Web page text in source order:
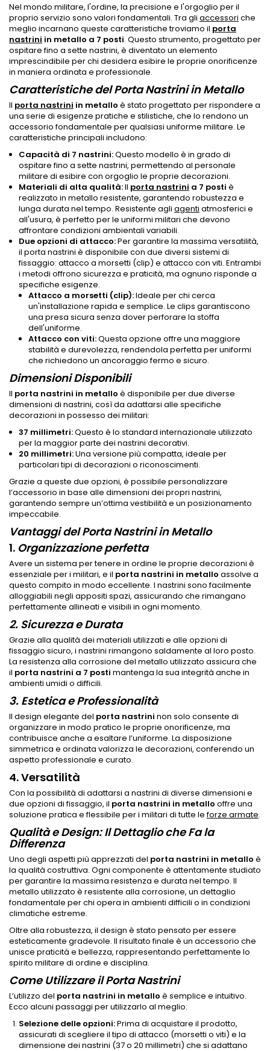
Nel mondo militare, l'ordine, la precisione e l'orgoglio per il
proprio servizio sono valori fondamentali. Tra gli accessori che
meglio incarnano queste caratteristiche troviamo il porta
nastrini in metallo a 7 posti. Questo strumento, progettato per
ospitare fino a sette nastrini, è diventato un elemento
imprescindibile per chi desidera esibire le proprie onorificenze
in maniera ordinata e professionale.
Caratteristiche del Porta Nastrini in Metallo
Il porta nastrini in metallo è stato progettato per rispondere a
una serie di esigenze pratiche e stilistiche, che lo rendono un
accessorio fondamentale per qualsiasi uniforme militare. Le
caratteristiche principali includono:
Capacità di 7 nastrini:Questo modello è in grado di
ospitare fino a sette nastrini, permettendo al personale
militare di esibire con orgoglio le proprie decorazioni.
Materiali di alta qualità:Il porta nastrini a 7 posti è
realizzato in metallo resistente, garantendo robustezza e
lunga durata nel tempo. Resistente agli agenti atmosferici e
all'usura, è perfetto per le uniformi militari che devono
affrontare condizioni ambientali variabili.
Due opzioni di attacco:Per garantire la massima versatilità,
il porta nastrini è disponibile con due diversi sistemi di
fissaggio: attacco a morsetti (clip) e attacco con viti. Entrambi
i metodi offrono sicurezza e praticità, ma ognuno risponde a
specifiche esigenze.
Attacco a morsetti (clip):Ideale per chi cerca
un'installazione rapida e semplice. Le clips garantiscono
una presa sicura senza dover perforare la stoffa
dell'uniforme.
Attacco con viti:Questa opzione offre una maggiore
stabilità e durevolezza, rendendola perfetta per uniformi
che richiedono un ancoraggio fermo e sicuro.
Dimensioni Disponibili
Il porta nastrini in metallo è disponibile per due diverse
dimensioni di nastrini, così da adattarsi alle specifiche
decorazioni in possesso dei militari:
37 millimetri:Questo è lo standard internazionale utilizzato
per la maggior parte dei nastrini decorativi.
20 millimetri:Una versione più compatta, ideale per
particolari tipi di decorazioni o riconoscimenti.
Grazie a queste due opzioni, è possibile personalizzare
l’accessorio in base alle dimensioni dei propri nastrini,
garantendo sempre un’ottima vestibilità e un posizionamento
impeccabile.
Vantaggi del Porta Nastrini in Metallo
1. Organizzazione perfetta
Avere un sistema per tenere in ordine le proprie decorazioni è
essenziale per i militari, e il porta nastrini in metallo assolve a
questo compito in modo eccellente. I nastrini sono facilmente
alloggiabili negli appositi spazi, assicurando che rimangano
perfettamente allineati e visibili in ogni momento.
2. Sicurezza e Durata
Grazie alla qualità dei materiali utilizzati e alle opzioni di
fissaggio sicuro, i nastrini rimangono saldamente al loro posto.
La resistenza alla corrosione del metallo utilizzato assicura che
il porta nastrini a 7 posti mantenga la sua integrità anche in
ambienti umidi o difficili.
3. Estetica e Professionalità
Il design elegante del porta nastrini non solo consente di
organizzare in modo pratico le proprie onorificenze, ma
contribuisce anche a esaltare l’uniforme. La disposizione
simmetrica e ordinata valorizza le decorazioni, conferendo un
aspetto professionale e curato.
4.Versatilità
Con la possibilità di adattarsi a nastrini di diverse dimensioni e
due opzioni di fissaggio, il porta nastrini in metallo offre una
soluzione pratica e flessibile per i militari di tutte leforze armate.
Qualità e Design: Il Dettaglio che Fa la
Differenza
Uno degli aspetti più apprezzati del porta nastrini in metallo è
la qualità costruttiva. Ogni componente è attentamente studiato
per garantire la massima resistenza e durata nel tempo. Il
metallo utilizzato è resistente alla corrosione, un dettaglio
fondamentale per chi opera in ambienti difficili o in condizioni
climatiche estreme.
Oltre alla robustezza, il design è stato pensato per essere
esteticamente gradevole. Il risultato finale è un accessorio che
unisce praticità e bellezza, rappresentando perfettamente lo
spirito militare di ordine e disciplina.
Come Utilizzare il Porta Nastrini
L’utilizzo del porta nastrini in metallo è semplice e intuitivo.
Ecco alcuni passaggi per utilizzarlo al meglio:
Selezione delle opzioni:Prima di acquistare il prodotto,
assicurati di scegliere il tipo di attacco (morsetti o viti) e la
dimensione dei nastrini (37 o 20 millimetri) che si adattano